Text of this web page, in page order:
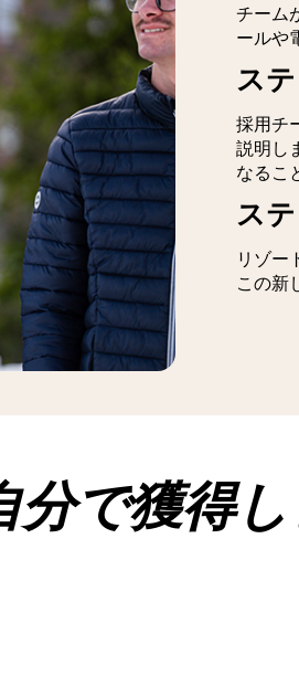
チーム
ールや
ス
採用チ
説明し
なるこ
ス
リゾー
この新
分で獲得